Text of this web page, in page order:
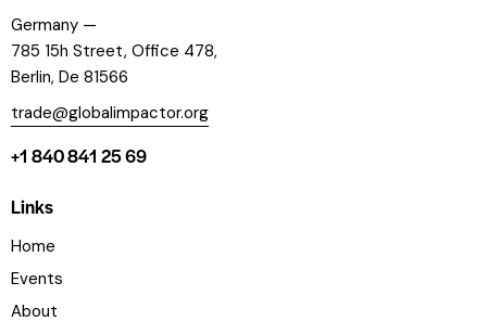
Germany —
785 15h Street, Office 478,
Berlin, De 81566
trade@globalimpactor.org
+1 840 841 25 69
Links
Home
Events
About